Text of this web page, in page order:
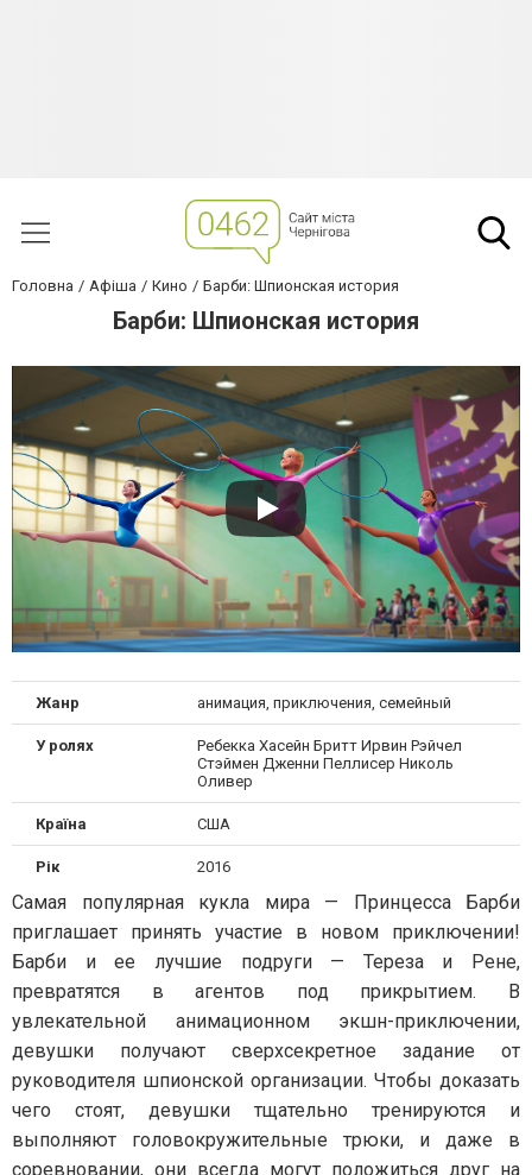
Головна Афіша Кино Барби: Шпионская история
Барби: Шпионская история
Жанр анимация, приключения, семейный
У ролях
Ребекка Хасейн Бритт Ирвин Рэйчел
Стэймен Дженни Пеллисер Николь
Оливер
Країна США
Рік 2016
Самая популярная кукла мира — Принцесса Барби
приглашает принять участие в новом приключении!
Барби и ее лучшие подруги — Тереза и Рене,
превратятся в агентов под прикрытием. В
увлекательной анимационном экшн-приключении,
девушки получают сверхсекретное задание от
руководителя шпионской организации. Чтобы доказать
чего стоят, девушки тщательно тренируются и
выполняют головокружительные трюки, и даже в
соревновании, они всегда могут положиться друг на